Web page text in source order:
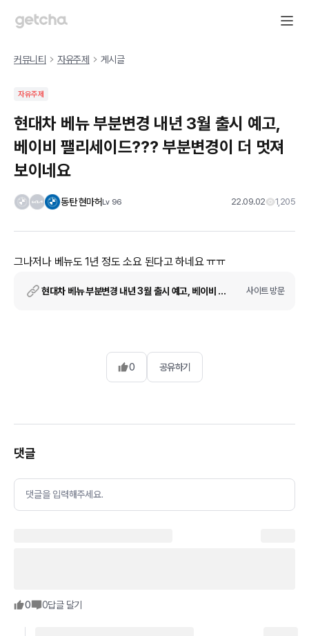
커뮤니티 자유주제 게시글
자유주제
현대차 베뉴 부분변경 내년 3월 출시 예고,
베이비 팰리세이드??? 부분변경이 더 멋져
보이네요
동탄 현마허Lv 96 22.09.02 1,205
그나저나 베뉴도 1년 정도 소요 된다고 하네요 ㅠㅠ
현대차 베뉴 부분변경 내년 3월 출시 예고, 베이비 팰리세이드 사이트 방문
0 공유하기
댓글
댓글을 입력해주세요.
0 0답글 달기